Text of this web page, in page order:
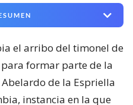
el arribo del timonel de
para formar parte de la
de la Espriella
instancia en la que